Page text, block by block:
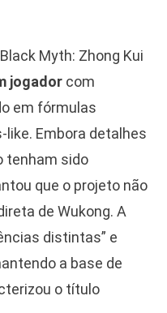
Myth: Zhong Kui
jogadorcom
em fórmulas
like. Embora detalhes
tenham sido
que o projeto não
de Wukong. A
distintas” e
a base de
o título